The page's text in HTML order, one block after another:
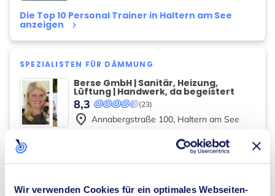
Wir verwenden Cookies für ein optimales Webseiten-
Die Top 10 Personal Trainer in Haltern am See
anzeigen keyboard_arrow_right
SPEZIALISTEN FÜR DÄMMUNG
Berse GmbH | Sanitär, Heizung,
Lüftung | Handwerk, da begeistert
(23)
8,3
Die Top 10 Spezialisten für Dämmung in Haltern
am See anzeigen
place Annabergstraße 100, Haltern am See
WEBDESIGNER